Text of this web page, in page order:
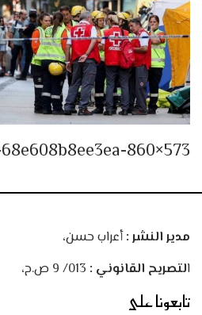
860×573
مدير النشر :أعراب حسن،
التصريح القانوني :
تابعونا على